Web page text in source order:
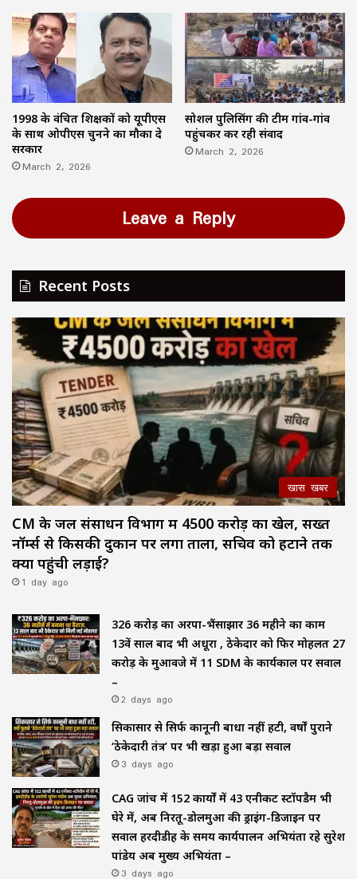
1998 के वंचित शिक्षकों को यूपीएस
के साथ ओपीएस चुनने का मौका दे
सरकार
March 2, 2026
सोशल पुलिसिंग की टीम गांव-गांव
पहुंचकर कर रही संवाद
March 2, 2026
Leave a Reply
Recent Posts
खास खबर
CM के जल संसाधन विभाग में ₹4500 करोड़ का खेल, सख्त
नॉर्म्स से किसकी दुकान पर लगा ताला, सचिव को हटाने तक
क्यों पहुंची लड़ाई?
1 day ago
₹326 करोड़ का अरपा-भैंसाझार 36 महीने का काम
13वें साल बाद भी अधूरा , ठेकेदार को फिर मोहलत ₹27
करोड़ के मुआवजे में 11 SDM के कार्यकाल पर सवाल
–
2 days ago
सिकासार से सिर्फ कानूनी बाधा नहीं हटी, वर्षों पुराने
‘ठेकेदारी तंत्र’ पर भी खड़ा हुआ बड़ा सवाल
3 days ago
CAG जांच में 152 कार्यों में 43 एनीकट स्टॉपडैम भी
घेरे में, अब निरतू-डोलमुआ की ड्राइंग-डिजाइन पर
सवाल हरदीडीह के समय कार्यपालन अभियंता रहे सुरेश
पांडेय अब मुख्य अभियंता –
3 days ago